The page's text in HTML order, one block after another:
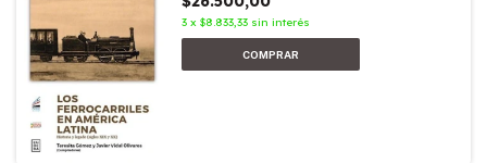
3 x $8.833,33 sin interés